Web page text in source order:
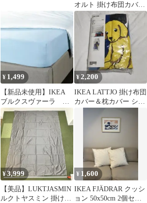
オルト 掛け布団カバー
枕カバー セット イケア
¥ 1,499
【新品未使用】IKEA
ブルクスヴァーラ ボ
ックスシーツ シング
ル ブルー
¥2,200
IKEA LATTJO 掛け布団
カバー＆枕カバー シン
グル イケア
¥3,999
【美品】LUKTJASMIN
ルクトヤスミン 掛け布
¥ 1,600
IKEA FJÄDRAR クッシ
ョン 50x50cm 2個セッ